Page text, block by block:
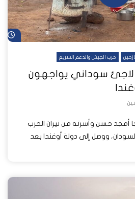
حرب الجيش والدعم السريع
(31) ألف لاجئ سوداني يواجهون
– 12 سبتمبر 2024 نجا أمجد حسن وأسرته من نيران الحرب
ووصل إلى دولة أوغندا بعد